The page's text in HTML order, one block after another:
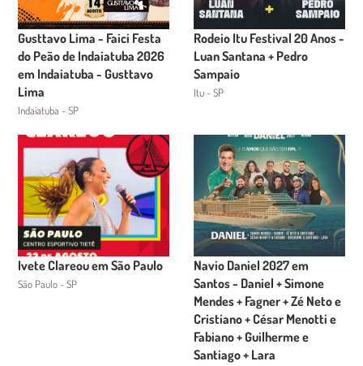
Gusttavo Lima - Faici Festa
do Peão de Indaiatuba 2026
em Indaiatuba - Gusttavo
Lima
Indaiatuba - SP
Rodeio Itu Festival 20 Anos -
Luan Santana + Pedro
Sampaio
Itu - SP
Ivete Clareou em São Paulo
São Paulo - SP
Navio Daniel 2027 em
Santos - Daniel + Simone
Mendes + Fagner + Zé Neto e
Cristiano + César Menotti e
Fabiano + Guilherme e
Santiago + Lara